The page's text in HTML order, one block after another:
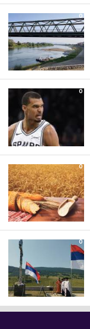
0
0
0
0